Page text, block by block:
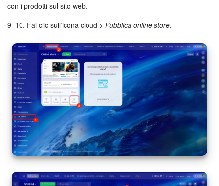
con i prodotti sul sito web.
9–10. Fai clic sull’icona cloud > Pubblica online store.